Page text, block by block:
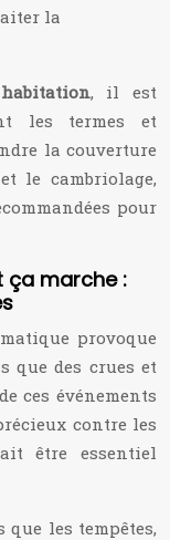
la
, il est
les termes et
la couverture
le cambriolage,
pour
ça marche :
provoque
que des crues et
ces événements
contre les
être essentiel
que les tempêtes,